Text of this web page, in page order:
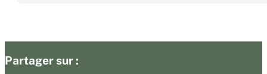
Partager sur :